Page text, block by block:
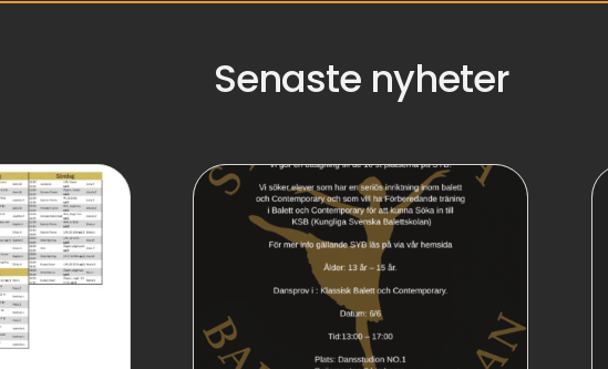
Senaste nyheter